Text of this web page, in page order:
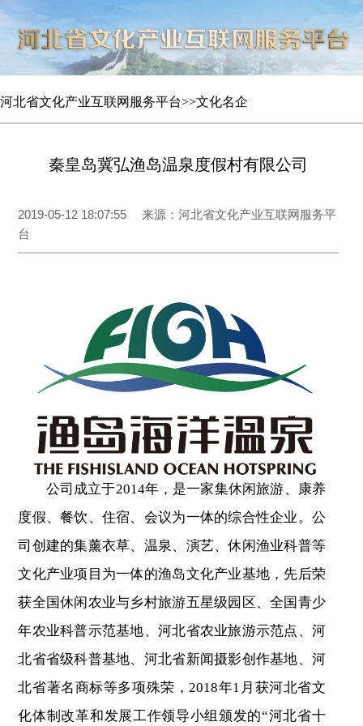
河北省文化产业互联网服务平台>>文化名企
秦皇岛冀弘渔岛温泉度假村有限公司
2019-05-12 18:07:55
来源：河北省文化产业互联网服务平
台
公司成立于2014年，是一家集休闲旅游、康养
度假、餐饮、住宿、会议为一体的综合性企业。公
司创建的集薰衣草、温泉、演艺、休闲渔业科普等
文化产业项目为一体的渔岛文化产业基地，先后荣
获全国休闲农业与乡村旅游五星级园区、全国青少
年农业科普示范基地、河北省农业旅游示范点、河
北省省级科普基地、河北省新闻摄影创作基地、河
北省著名商标等多项殊荣，2018年1月获河北省文
化体制改革和发展工作领导小组颁发的“河北省十